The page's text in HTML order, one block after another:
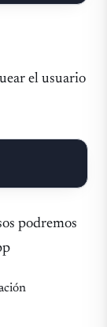
el usuario
podremos